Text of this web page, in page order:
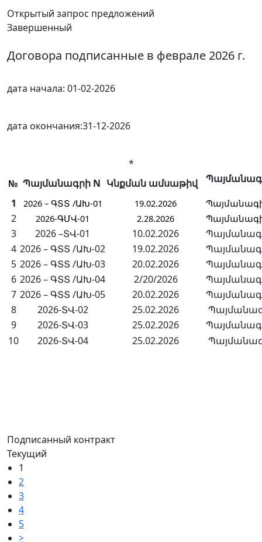
Открытый запрос предложений
Завершенный
Договора подписанные в феврале 2026 г.
дата начала: 01-02-2026
дата окончания:31-12-2026
*
№ Պայմանագրի N Կնքման ամսաթիվ
1
2026 – ԳՏՏ /ԱԽ-01 19.02.2026
2 2026-ԳՄՎ-01 2.28.2026
3 2026 –ՏՎ-01 10.02.2026
4 2026 – ԳՏՏ /ԱԽ-02 19.02.2026
5 2026 – ԳՏՏ /ԱԽ-03 20.02.2026
6 2026 – ԳՏՏ /ԱԽ-04 2/20/2026
7 2026 – ԳՏՏ /ԱԽ-05 20.02.2026
8
2026-ՏՎ-02 25.02.2026
9
2026-ՏՎ-03 25.02.2026
10
2026-ՏՎ-04 25.02.2026
Подписанный контракт
Текущий
1
2
3
4
5
>